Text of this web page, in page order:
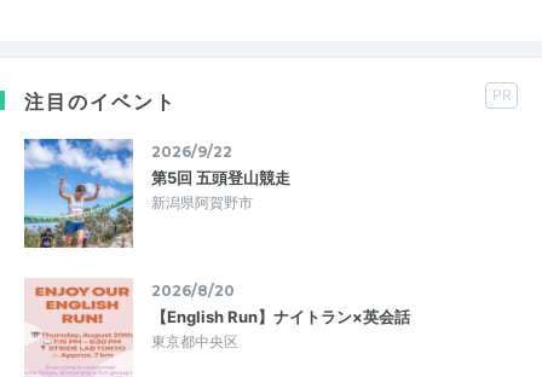
注目のイベント PR
2026/9/22
第5回 五頭登山競走
新潟県阿賀野市
2026/8/20
【English Run】ナイトラン×英会話
東京都中央区